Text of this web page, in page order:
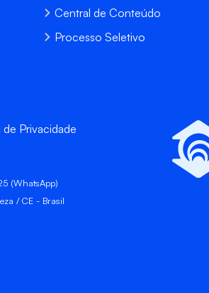
Central de Conteúdo
Processo Seletivo
de Privacidade
(WhatsApp)
/ CE - Brasil